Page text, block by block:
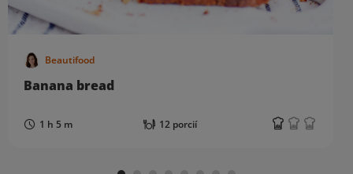
Beautifood
Banana bread
1 h 5 m 12 porcií